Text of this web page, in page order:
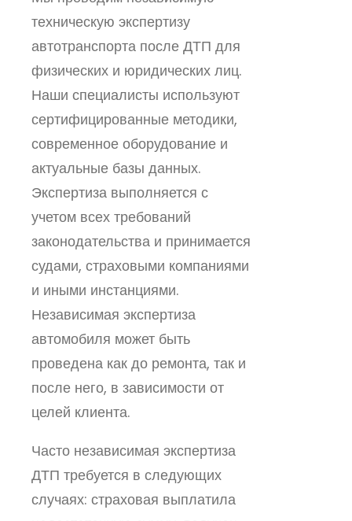
техническую экспертизу
автотранспорта после ДТП для
физических и юридических лиц.
Наши специалисты используют
сертифицированные методики,
современное оборудование и
актуальные базы данных.
Экспертиза выполняется с
учетом всех требований
законодательства и принимается
судами, страховыми компаниями
и иными инстанциями.
Независимая экспертиза
автомобиля может быть
проведена как до ремонта, так и
после него, в зависимости от
целей клиента.
Часто независимая экспертиза
ДТП требуется в следующих
случаях: страховая выплатила